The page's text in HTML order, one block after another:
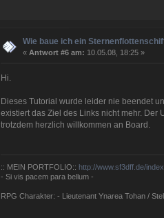
Wie baue ich ein
« Antwort #6 am: 10.05.08, 18:25 »
Hi.
Dieses Tutorial wurde leider nie beendet
existiert das Ziel des Links nicht mehr. Der
trotzdem herzlich willkommen an Board.
:: MEIN PORTFOLIO:: http://www.sf3dff.de/
- Si vis pacem para bellum -
RPG Charakter: - Lieutenant Ynarea Tohan /